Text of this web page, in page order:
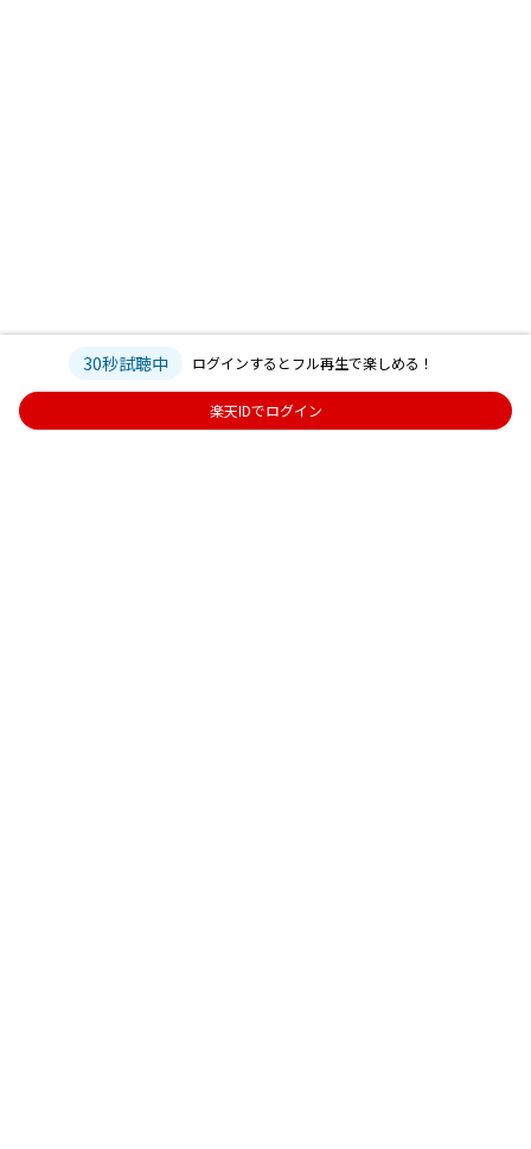
30秒試聴中 ログインするとフル再生で楽しめる！
楽天IDでログイン